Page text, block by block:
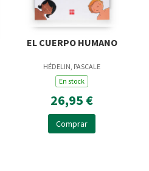
EL CUERPO HUMANO
HÉDELIN, PASCALE
En stock
26,95 €
Comprar